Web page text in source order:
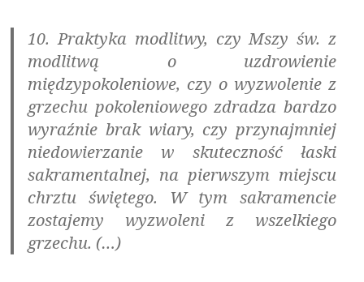
10. Praktyka modlitwy, czy Mszy św. z
modlitwą o uzdrowienie
międzypokoleniowe, czy o wyzwolenie z
grzechu pokoleniowego zdradza bardzo
wyraźnie brak wiary, czy przynajmniej
niedowierzanie w skuteczność łaski
sakramentalnej, na pierwszym miejscu
chrztu świętego. W tym sakramencie
zostajemy wyzwoleni z wszelkiego
grzechu. (…)